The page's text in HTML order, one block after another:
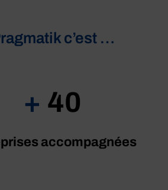
c’est …
+ 40
accompagnées